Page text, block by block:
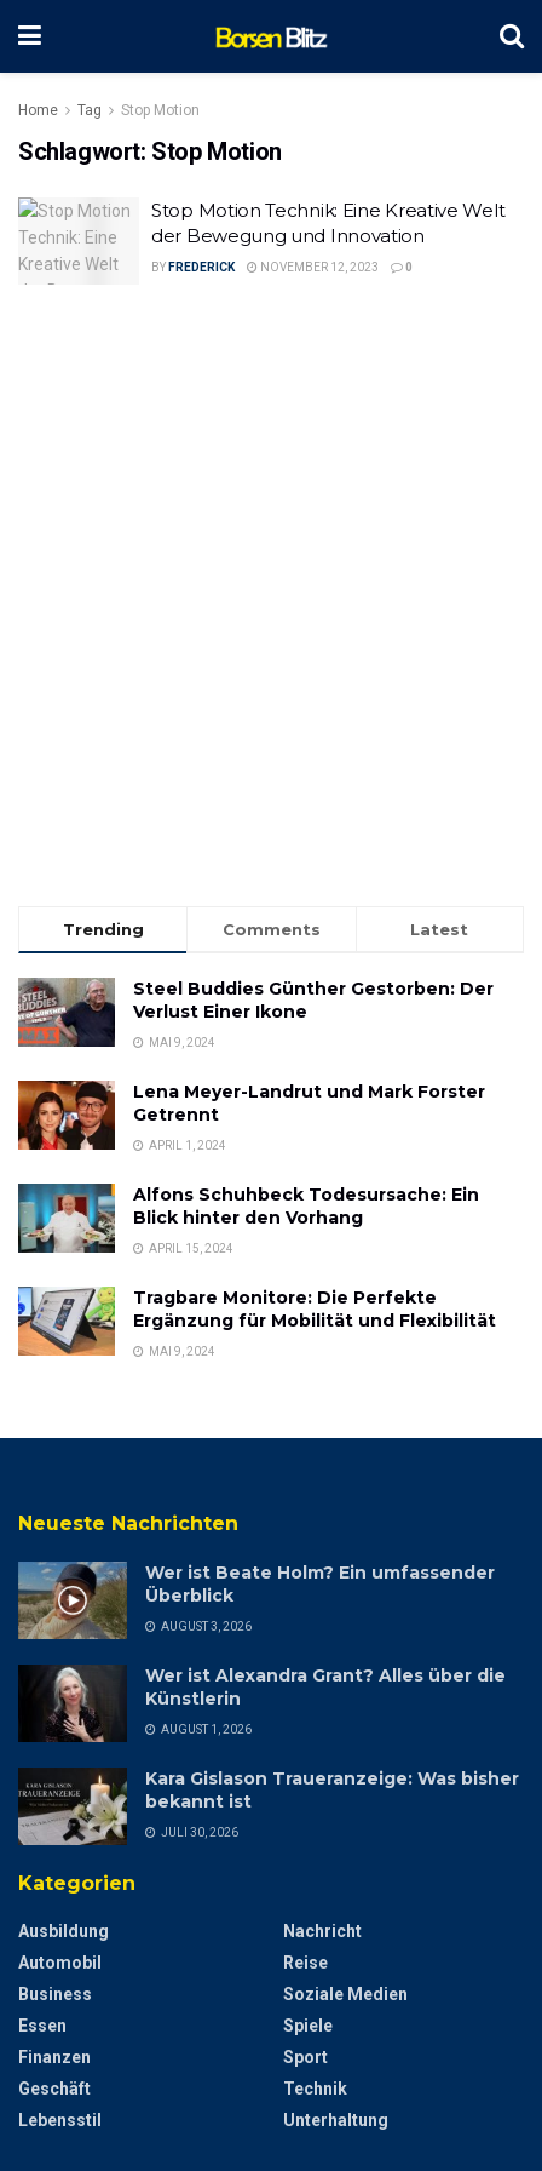
Home Tag Stop Motion
Schlagwort: Stop Motion
Stop Motion Technik: Eine Kreative Welt
der Bewegung und Innovation
BY FREDERICK NOVEMBER 12, 2023 0
Trending Comments Latest
Steel Buddies Günther Gestorben: Der
Verlust Einer Ikone
MAI 9, 2024
Lena Meyer-Landrut und Mark Forster
Getrennt
APRIL 1, 2024
Alfons Schuhbeck Todesursache: Ein
Blick hinter den Vorhang
APRIL 15, 2024
Tragbare Monitore: Die Perfekte
Ergänzung für Mobilität und Flexibilität
MAI 9, 2024
Neueste Nachrichten
Wer ist Beate Holm? Ein umfassender
Überblick
AUGUST 3, 2026
Wer ist Alexandra Grant? Alles über die
Künstlerin
AUGUST 1, 2026
Kara Gislason Traueranzeige: Was bisher
bekannt ist
JULI 30, 2026
Kategorien
Ausbildung
Automobil
Business
Essen
Finanzen
Geschäft
Lebensstil
Nachricht
Reise
Soziale Medien
Spiele
Sport
Technik
Unterhaltung